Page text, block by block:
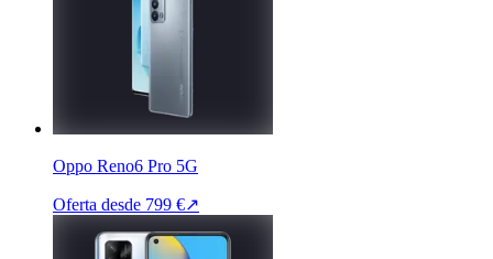
Oppo Reno6 Pro 5G
Oferta desde 799 €↗